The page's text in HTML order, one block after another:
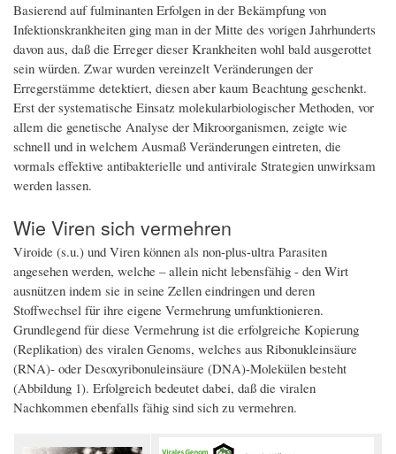
Basierend auf fulminanten Erfolgen in der Bekämpfung von
Infektionskrankheiten ging man in der Mitte des vorigen Jahrhunderts
davon aus, daß die Erreger dieser Krankheiten wohl bald ausgerottet
sein würden. Zwar wurden vereinzelt Veränderungen der
Erregerstämme detektiert, diesen aber kaum Beachtung geschenkt.
Erst der systematische Einsatz molekularbiologischer Methoden, vor
allem die genetische Analyse der Mikroorganismen, zeigte wie
schnell und in welchem Ausmaß Veränderungen eintreten, die
vormals effektive antibakterielle und antivirale Strategien unwirksam
werden lassen.
Wie Viren sich vermehren
Viroide (s.u.) und Viren können als non-plus-ultra Parasiten
angesehen werden, welche – allein nicht lebensfähig - den Wirt
ausnützen indem sie in seine Zellen eindringen und deren
Stoffwechsel für ihre eigene Vermehrung umfunktionieren.
Grundlegend für diese Vermehrung ist die erfolgreiche Kopierung
(Replikation) des viralen Genoms, welches aus Ribonukleinsäure
(RNA)- oder Desoxyribonuleinsäure (DNA)-Molekülen besteht
(Abbildung 1). Erfolgreich bedeutet dabei, daß die viralen
Nachkommen ebenfalls fähig sind sich zu vermehren.